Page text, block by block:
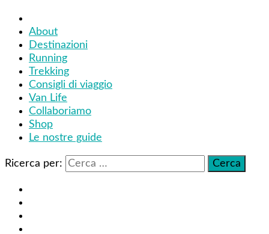
About
Destinazioni
Running
Trekking
Consigli di viaggio
Van Life
Collaboriamo
Shop
Le nostre guide
Ricerca per: